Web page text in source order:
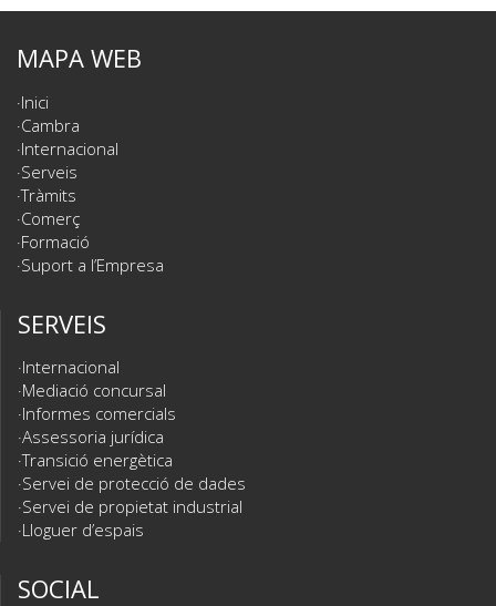
MAPA WEB
Inici
Cambra
Internacional
Serveis
Tràmits
Comerç
Formació
Suport a l’Empresa
SERVEIS
Internacional
Mediació concursal
Informes comercials
Assessoria jurídica
Transició energètica
Servei de protecció de dades
Servei de propietat industrial
Lloguer d’espais
SOCIAL